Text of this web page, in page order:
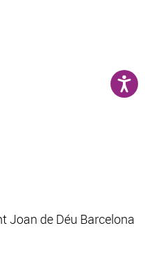
Joan de Déu Barcelona